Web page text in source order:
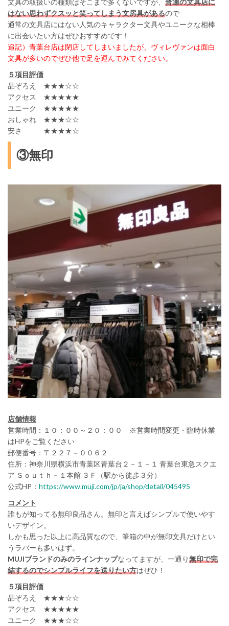
はない思わずクスッと笑ってしまう文房具があるので
通常の文具店にはない人気のキャラクター文具やユニークな相棒
に出会いたい方はぜひおすすめです！
追記）青葉台店は閉店してしまいましたが、ヴィレヴァンは面白
文具が多いのでぜひ他で足を運んでみてください。
５項目評価
品ぞろえ ★★★☆☆
アクセス ★★★★★
ユニーク ★★★★★
おしゃれ ★★★☆☆
安さ ★★★★☆
③無印
店舗情報
営業時間：１０：００～２０：００ ※営業時間変更・臨時休業
はHPをご覧ください
郵便番号：〒２２７－００６２
住所：神奈川県横浜市青葉区青葉台２－１－１ 青葉台東急スクエ
ア Ｓｏｕｔｈ－１本館 ３Ｆ（駅から徒歩３分）
公式HP： https://www.muji.com/jp/ja/shop/detail/045495
コメント
誰もが知ってる無印良品さん。無印と言えばシンプルで使いやす
いデザイン。
しかも思った以上に高品質なので、筆箱の中が無印文具だけとい
うラバーも多いはず。
MUJIブランドのみのラインナップなってますが、一通り無印で完
結するのでシンプルライフを送りたい方はぜひ！
５項目評価
品ぞろえ ★★★☆☆
アクセス ★★★★★
ユニーク ★★★☆☆